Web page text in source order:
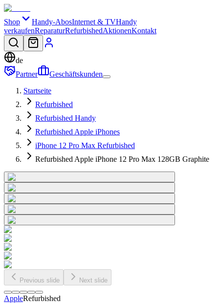
Shop Handy-AbosInternet & TVHandy
verkaufenReparaturRefurbishedAktionenKontakt
de
Partner
Geschäftskunden
Startseite
Refurbished
Refurbished Handy
Refurbished Apple iPhones
iPhone 12 Pro Max Refurbished
Refurbished Apple iPhone 12 Pro Max 128GB Graphite
Previous slide Next slide
AppleRefurbished